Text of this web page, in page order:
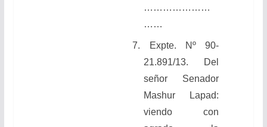
…………………
……
7.
Expte. Nº 90-
21.891/13. Del
señor Senador
Mashur Lapad:
viendo con